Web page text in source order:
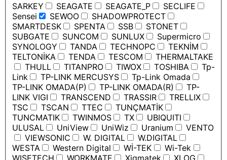
SARKEY
SEAGATE SEAGATE_P
SECLIFE
Sensei
SEWOO
SHADOWPROTECT
SMARTDESK
SPENTA SSB
STONET
SUBGATE
SUNCOM SUNLUX
Supermicro
SYNOLOGY
TANDA TECHNOPC
TEKNİM
TELTONİKA
TENDA TESCOM
THERMALTAKE
THULL
TITANPRO TIWOX TOSHIBA
Tp-
Link
TP-LINK MERCUSYS
Tp-Link Omada
TP-LINK OMADA(P)
TP-LINK OMADA(R)
TP-
LINK VIGI
TRANSCEND TRASSIR
TRELLIX
TSC
TSCAN TTEC
TUNÇMATİK
TUNCMATIK
TWINMOS TX
UBIQUITI
ULUSAL
UniView UniWiz Uranium
VENTO
VIEWSONIC
W. DIGITAL
W.DIGITAL
WESTA
Western Digital Wİ-TEK
Wi-Tek